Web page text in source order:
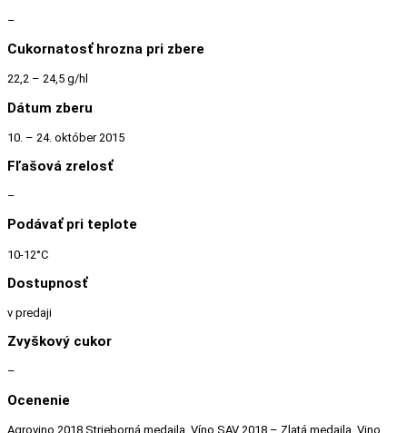
–
Cukornatosť hrozna pri zbere
22,2 – 24,5 g/hl
Dátum zberu
10. – 24. október 2015
Fľašová zrelosť
–
Podávať pri teplote
10-12°C
Dostupnosť
v predaji
Zvyškový cukor
–
Ocenenie
Agrovino 2018 Strieborná medaila, Víno SAV 2018 – Zlatá medaila, Vino